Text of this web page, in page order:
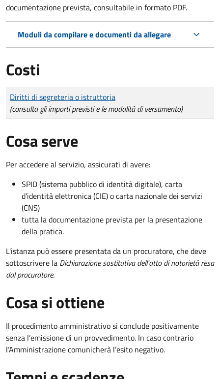
documentazione prevista, consultabile in formato PDF.
Moduli da compilare e documenti da allegare
Costi
Tipo di pagamento
Importo
Diritti di segreteria o istruttoria
(consulta gli importi previsti e le modalità di versamento)
Cosa serve
Per accedere al servizio, assicurati di avere:
SPID (sistema pubblico di identità digitale), carta
d’identità elettronica (CIE) o carta nazionale dei servizi
(CNS)
tutta la documentazione prevista per la presentazione
della pratica.
L'istanza può essere presentata da un procuratore, che deve
sottoscrivere la Dichiarazione sostitutiva dell'atto di notorietà resa
dal procuratore.
Cosa si ottiene
Il procedimento amministrativo si conclude positivamente
senza l’emissione di un provvedimento. In caso contrario
l’Amministrazione comunicherà l’esito negativo.